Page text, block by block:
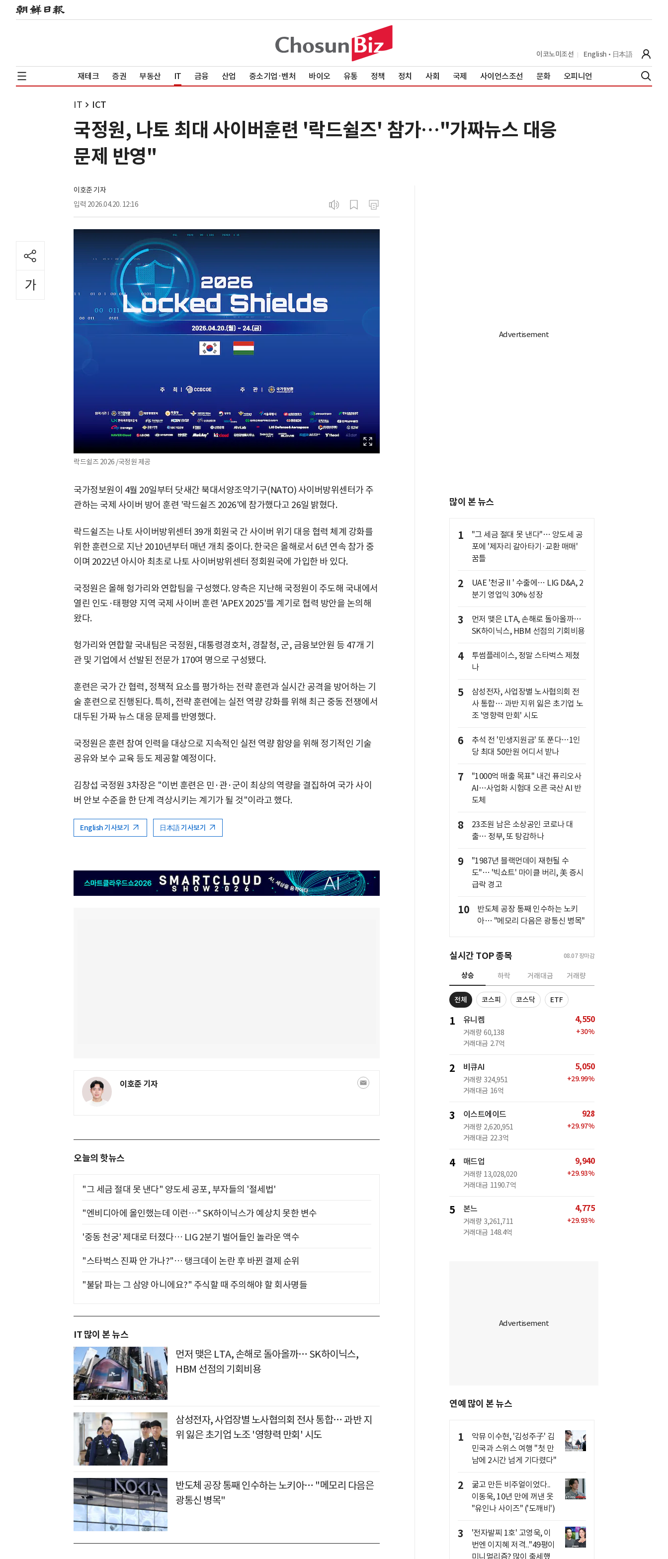
이코노미조선 English 日本語
재테크 증권 부동산 IT 금융 산업 중소기업·벤처 바이오 유통 정책 정치 사회 국제 사이언스조선 문화 오피니언
IT ICT
국정원, 나토 최대 사이버훈련 '락드쉴즈' 참가…"가짜뉴스 대응
문제 반영"
이호준 기자
입력 2026.04.20. 12:16
락드쉴즈 2026 /국정원 제공
국가정보원이 4월 20일부터 닷새간 북대서양조약기구(NATO) 사이버방위센터가 주
관하는 국제 사이버 방어 훈련 '락드쉴즈 2026'에 참가했다고 26일 밝혔다.
락드쉴즈는 나토 사이버방위센터 39개 회원국 간 사이버 위기 대응 협력 체계 강화를
위한 훈련으로 지난 2010년부터 매년 개최 중이다. 한국은 올해로서 6년 연속 참가 중
이며 2022년 아시아 최초로 나토 사이버방위센터 정회원국에 가입한 바 있다.
국정원은 올해 헝가리와 연합팀을 구성했다. 양측은 지난해 국정원이 주도해 국내에서
열린 인도·태평양 지역 국제 사이버 훈련 'APEX 2025'를 계기로 협력 방안을 논의해
왔다.
헝가리와 연합할 국내팀은 국정원, 대통령경호처, 경찰청, 군, 금융보안원 등 47개 기
관 및 기업에서 선발된 전문가 170여 명으로 구성됐다.
훈련은 국가 간 협력, 정책적 요소를 평가하는 전략 훈련과 실시간 공격을 방어하는 기
술 훈련으로 진행된다. 특히, 전략 훈련에는 실전 역량 강화를 위해 최근 중동 전쟁에서
대두된 가짜 뉴스 대응 문제를 반영했다.
국정원은 훈련 참여 인력을 대상으로 지속적인 실전 역량 함양을 위해 정기적인 기술
공유와 보수 교육 등도 제공할 예정이다.
김창섭 국정원 3차장은 "이번 훈련은 민·관·군이 최상의 역량을 결집하여 국가 사이
버 안보 수준을 한 단계 격상시키는 계기가 될 것"이라고 했다.
English 기사보기 日本語 기사보기
이호준 기자
오늘의 핫뉴스
"그 세금 절대 못 낸다" 양도세 공포, 부자들의 '절세법'
"엔비디아에 올인했는데 이런…" SK하이닉스가 예상치 못한 변수
'중동 천궁' 제대로 터졌다… LIG 2분기 벌어들인 놀라운 액수
"스타벅스 진짜 안 가나?"… 탱크데이 논란 후 바뀐 결제 순위
"불닭 파는 그 삼양 아니에요?" 주식할 때 주의해야 할 회사명들
IT 많이 본 뉴스
먼저 맺은 LTA, 손해로 돌아올까… SK하이닉스,
HBM 선점의 기회비용
삼성전자, 사업장별 노사협의회 전사 통합… 과반 지
위 잃은 초기업 노조 '영향력 만회' 시도
반도체 공장 통째 인수하는 노키아… "메모리 다음은
광통신 병목"
많이 본 뉴스
1
"그 세금 절대 못 낸다"… 양도세 공
포에 '제자리 갈아타기·교환 매매'
꿈틀
2
UAE '천궁Ⅱ' 수출에… LIG D&A, 2
분기 영업익 30% 성장
3
먼저 맺은 LTA, 손해로 돌아올까…
SK하이닉스, HBM 선점의 기회비용
4
투썸플레이스, 정말 스타벅스 제쳤
나
5
삼성전자, 사업장별 노사협의회 전
사 통합… 과반 지위 잃은 초기업 노
조 '영향력 만회' 시도
6
추석 전 '민생지원금' 또 푼다…1인
당 최대 50만원 어디서 받나
7
"1000억 매출 목표" 내건 퓨리오사
AI…사업화 시험대 오른 국산 AI 반
도체
8
23조원 남은 소상공인 코로나 대
출… 정부, 또 탕감하나
9
"1987년 블랙먼데이 재현될 수
도"… '빅쇼트' 마이클 버리, 美 증시
급락 경고
10
반도체 공장 통째 인수하는 노키
아… "메모리 다음은 광통신 병목"
실시간 TOP 종목 08.07 장마감
상승 하락 거래대금 거래량
전체 코스피 코스닥 ETF
1 유니켐
거래량 60,138
거래대금 2.7억
4,550
+30%
2 비큐AI
거래량 324,951
거래대금 16억
5,050
+29.99%
3 이스트에이드
거래량 2,620,951
거래대금 22.3억
928
+29.97%
4 매드업
거래량 13,028,020
거래대금 1190.7억
9,940
+29.93%
5 본느
거래량 3,261,711
거래대금 148.4억
4,775
+29.93%
연예 많이 본 뉴스
1
악뮤 이수현, '김성주子' 김
민국과 스위스 여행 "첫 만
남에 2시간 넘게 기다렸다"
2
굶고 만든 비주얼이었다..
이동욱, 10년 만에 꺼낸 옷
"유인나 사이즈" ('도깨비')
3
'전자발찌 1호' 고영욱, 이
번엔 이지혜 저격.."49평이
미니멀리즘? 많이 출세했